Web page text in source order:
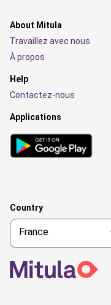
About Mitula
Travaillez avec nous
À propos
Help
Contactez-nous
Applications
Country